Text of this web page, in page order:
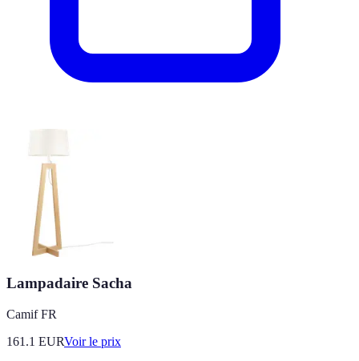
Lampadaire Sacha
Camif FR
161.1 EURVoir le prix